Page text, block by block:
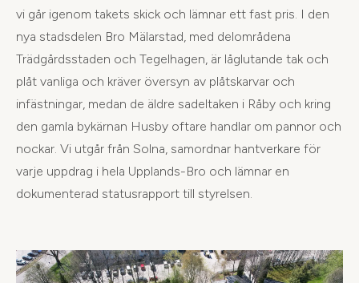
vi går igenom takets skick och lämnar ett fast pris. I den
nya stadsdelen Bro Mälarstad, med delområdena
Trädgårdsstaden och Tegelhagen, är låglutande tak och
plåt vanliga och kräver översyn av plåtskarvar och
infästningar, medan de äldre sadeltaken i Råby och kring
den gamla bykärnan Husby oftare handlar om pannor och
nockar. Vi utgår från Solna, samordnar hantverkare för
varje uppdrag i hela Upplands-Bro och lämnar en
dokumenterad statusrapport till styrelsen.